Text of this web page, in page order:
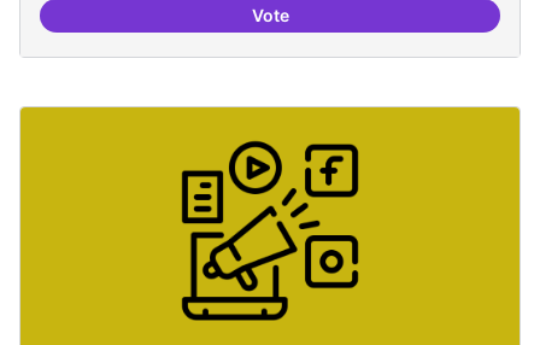
Vote30 projectes residents referents